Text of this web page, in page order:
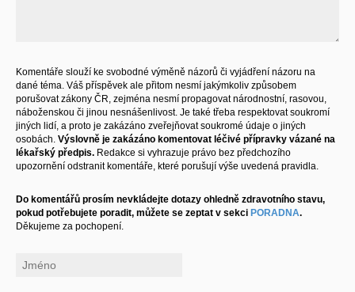
Komentáře slouží ke svobodné výměně názorů či vyjádření názoru na
dané téma. Váš příspěvek ale přitom nesmí jakýmkoliv způsobem
porušovat zákony ČR, zejména nesmí propagovat národnostní, rasovou,
náboženskou či jinou nesnášenlivost. Je také třeba respektovat soukromí
jiných lidí, a proto je zakázáno zveřejňovat soukromé údaje o jiných
osobách. Výslovně je zakázáno komentovat léčivé přípravky vázané na
lékařský předpis. Redakce si vyhrazuje právo bez předchozího
upozornění odstranit komentáře, které porušují výše uvedená pravidla.
Do komentářů prosím nevkládejte dotazy ohledně zdravotního stavu,
pokud potřebujete poradit, můžete se zeptat v sekci PORADNA.
Děkujeme za pochopení.